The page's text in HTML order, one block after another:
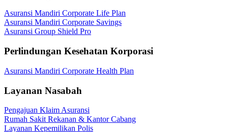
Asuransi Mandiri Corporate Life Plan
Asuransi Mandiri Corporate Savings
Asuransi Group Shield Pro
Perlindungan Kesehatan Korporasi
Asuransi Mandiri Corporate Health Plan
Layanan Nasabah
Pengajuan Klaim Asuransi
Rumah Sakit Rekanan & Kantor Cabang
Layanan Kepemilikan Polis